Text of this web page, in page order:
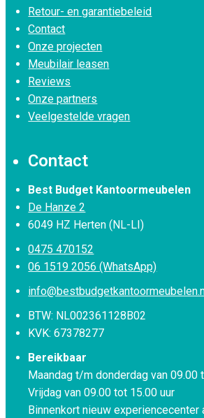
Retour- en garantiebeleid
Contact
Onze projecten
Meubilair leasen
Reviews
Onze partners
Veelgestelde vragen
Contact
Best Budget Kantoormeubelen
De Hanze 2
6049 HZ Herten (NL-LI)
0475 470152
06 1519 2056 (WhatsApp)
BTW: NL002361128B02
KVK: 67378277
Bereikbaar
Maandag t/m donderdag van 09.00
Vrijdag van 09.00 tot 15.00 uur
Binnenkort nieuw experiencecenter